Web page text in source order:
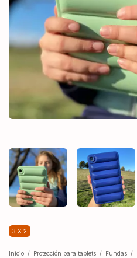
3 X 2
Inicio / Protección para tablets / Fundas /